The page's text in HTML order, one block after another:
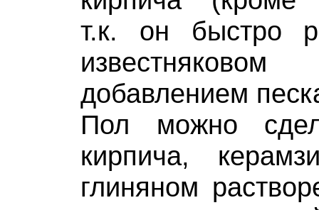
т.к. он быстро
добавлением
Пол можно
кирпича,
глиняном